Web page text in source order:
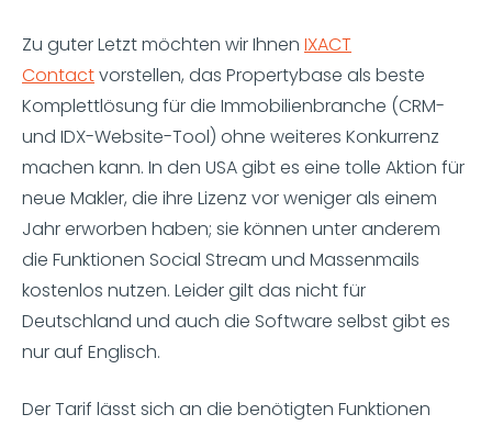
Zu guter Letzt möchten wir Ihnen IXACT
Contactvorstellen, das Propertybase als beste
Komplettlösung für die Immobilienbranche (CRM-
und IDX-Website-Tool) ohne weiteres Konkurrenz
machen kann. In den USA gibt es eine tolle Aktion für
neue Makler, die ihre Lizenz vor weniger als einem
Jahr erworben haben; sie können unter anderem
die Funktionen Social Stream und Massenmails
kostenlos nutzen. Leider gilt das nicht für
Deutschland und auch die Software selbst gibt es
nur auf Englisch.
Der Tarif lässt sich an die benötigten Funktionen